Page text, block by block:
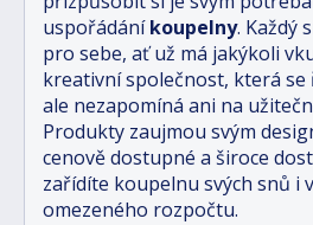
uspořádání koupelny. Každý
pro sebe, ať už má jakýkoli
kreativní společnost, která se
ale nezapomíná ani na
Produkty zaujmou svým
cenově dostupné a široce
zařídíte koupelnu svých snů i
omezeného rozpočtu.